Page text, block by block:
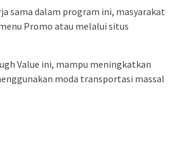
sama dalam program ini, masyarakat
Promo atau melalui situs
Value ini, mampu meningkatkan
moda transportasi massal